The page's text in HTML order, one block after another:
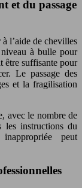
et du passage
l’aide de chevilles
à bulle pour
être suffisante pour
Le passage des
et la fragilisation
avec le nombre de
les instructions du
peut